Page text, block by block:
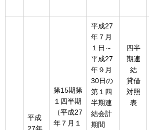
平成
第15期第
１四半期
（平成27
年７月１
平成27
年７月
１日～
平成27
年９月
30日の
第１四
半期連
結会計
期間
四半
期連
結
貸借
対照
表